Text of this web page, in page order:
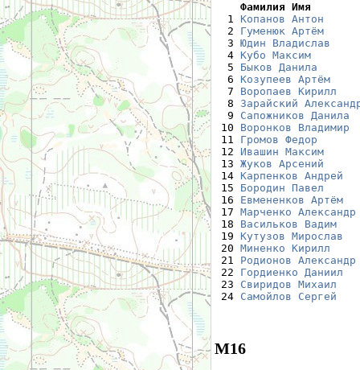
Фамилия Имя
1 Копанов Антон
  2
Гуменюк Артём
  3
Юдин Владислав
  4
Кубо Максим
  5
Быков Данила
  6
Козупеев Артём
  7
Воропаев Кирилл
  8
Зарайский
  9
Сапожников Данила
10 Воронков Владимир
11 Громов Федор
12 Ивашин Максим
13 Жуков Арсений
14 Карпенков Андрей
15 Бородин Павел
16 Евмененков Артём
17 Марченко Александр
18 Васильков Вадим
19 Кутузов Мирослав
20 Миненко Кирилл
21 Родионов Александр
22 Гордиенко Даниил
23 Свиридов Михаил
24 Самойлов Сергей
М16